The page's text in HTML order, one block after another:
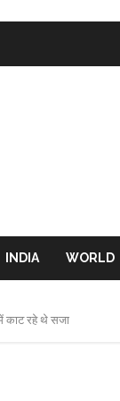
INDIA WORLD
काट रहे थे सजा